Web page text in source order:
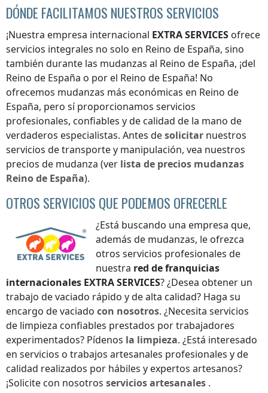
DÓNDE FACILITAMOS NUESTROS SERVICIOS
¡Nuestra empresa internacional EXTRA SERVICES ofrece
servicios integrales no solo en Reino de España, sino
también durante las mudanzas al Reino de España, ¡del
Reino de España o por el Reino de España! No
ofrecemos mudanzas más económicas en Reino de
España, pero sí proporcionamos servicios
profesionales, confiables y de calidad de la mano de
verdaderos especialistas. Antes desolicitar nuestros
servicios de transporte y manipulación, vea nuestros
precios de mudanza (ver lista de precios mudanzas
Reino de España).
OTROS SERVICIOS QUE PODEMOS OFRECERLE
¿Está buscando una empresa que,
además de mudanzas, le ofrezca
otros servicios profesionales de
nuestra red de franquicias
internacionales EXTRA SERVICES? ¿Desea obtener un
trabajo de vaciado rápido y de alta calidad? Haga su
encargo de vaciado con nosotros. ¿Necesita servicios
de limpieza confiables prestados por trabajadores
experimentados? Pídenos la limpieza. ¿Está interesado
en servicios o trabajos artesanales profesionales y de
calidad realizados por hábiles y expertos artesanos?
¡Solicite con nosotros servicios artesanales .